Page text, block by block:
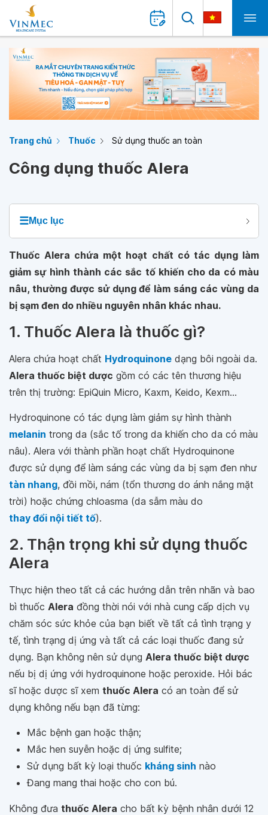
Trang chủ Thuốc Sử dụng thuốc an toàn
Công dụng thuốc Alera
☰Mục lục
Thuốc Alera chứa một hoạt chất có tác dụng làm
giảm sự hình thành các sắc tố khiến cho da có màu
nâu, thường được sử dụng để làm sáng các vùng da
bị sạm đen do nhiều nguyên nhân khác nhau.
1. Thuốc Alera là thuốc gì?
Alera chứa hoạt chất Hydroquinone dạng bôi ngoài da.
Alera thuốc biệt dược gồm có các tên thương hiệu
trên thị trường: EpiQuin Micro, Kaxm, Keido, Kexm...
Hydroquinone có tác dụng làm giảm sự hình thành
melanin trong da (sắc tố trong da khiến cho da có màu
nâu). Alera với thành phần hoạt chất Hydroquinone
được sử dụng để làm sáng các vùng da bị sạm đen như
tàn nhang, đồi mồi, nám (tổn thương do ánh nắng mặt
trời) hoặc chứng chloasma (da sẫm màu do
thay đổi nội tiết tố).
2. Thận trọng khi sử dụng thuốc
Alera
Thực hiện theo tất cả các hướng dẫn trên nhãn và bao
bì thuốc Alera đồng thời nói với nhà cung cấp dịch vụ
chăm sóc sức khỏe của bạn biết về tất cả tình trạng y
tế, tình trạng dị ứng và tất cả các loại thuốc đang sử
dụng. Bạn không nên sử dụng Alera thuốc biệt dược
nếu bị dị ứng với hydroquinone hoặc peroxide. Hỏi bác
sĩ hoặc dược sĩ xem thuốc Alera có an toàn để sử
dụng không nếu bạn đã từng:
Mắc bệnh gan hoặc thận;
Mắc hen suyễn hoặc dị ứng sulfite;
Sử dụng bất kỳ loại thuốc kháng sinh nào
Đang mang thai hoặc cho con bú.
Không đưa thuốc Alera cho bất kỳ bệnh nhân dưới 12